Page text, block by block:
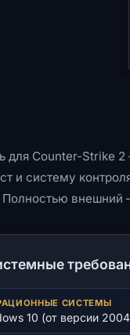
для Counter-Strike
и систему
Полностью внешний
СИСТЕМЫ
10 (от версии